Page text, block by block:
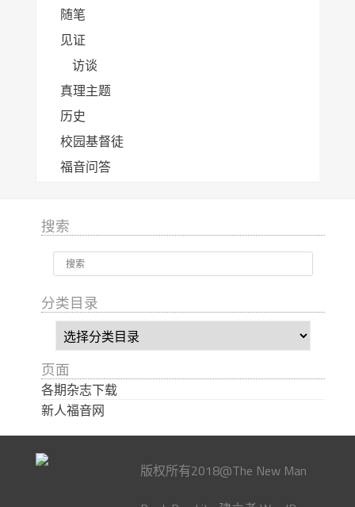
随笔
见证
访谈
真理主题
历史
校园基督徒
福音问答
搜索
分类目录
目
录
页面
各期杂志下载
新人福音网
版权所有2018@The New Man